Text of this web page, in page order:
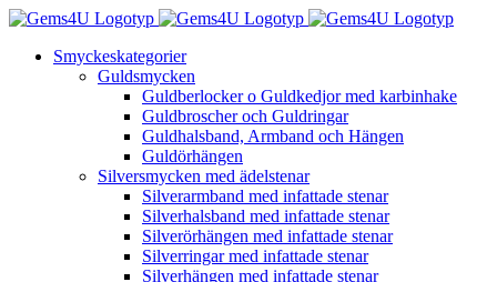
Fortsätt
innehålletSmyckeskategorier
Guldsmycken
Guldberlocker o Guldkedjor med karbinhake
Guldbroscher och Guldringar
Guldhalsband, Armband och Hängen
Guldörhängen
Silversmycken med ädelstenar
Silverarmband med infattade stenar
Silverhalsband med infattade stenar
Silverörhängen med infattade stenar
Silverringar med infattade stenar
Silverhängen med infattade stenar